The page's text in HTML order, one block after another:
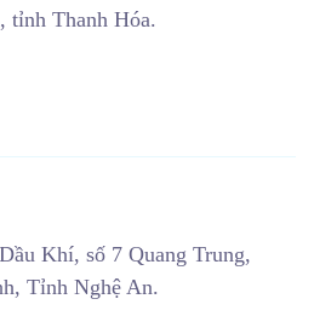
tỉnh Thanh Hóa.
Khí, số 7 Quang Trung,
Tỉnh Nghệ An.